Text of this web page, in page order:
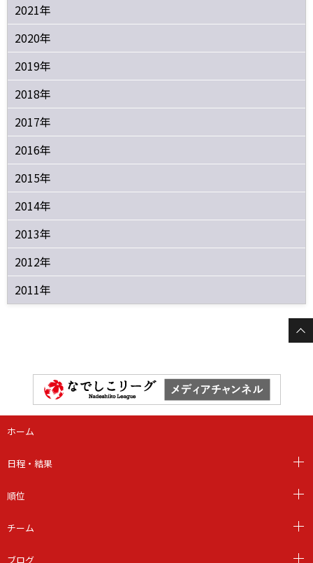
2021年
2020年
2019年
2018年
2017年
2016年
2015年
2014年
2013年
2012年
2011年
ホーム
日程・結果
順位
チーム
ブログ